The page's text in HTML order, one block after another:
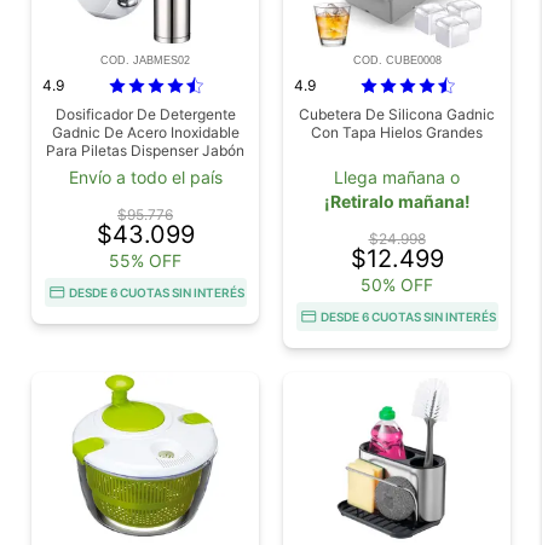
COD. JABMES02
4.9
Dosificador De Detergente
Gadnic De Acero Inoxidable
Para Piletas Dispenser Jabón
Liquido
Envío a todo el país
$95.776
$43.099
55% OFF
DESDE 6 CUOTAS SIN INTERÉS
COD. CUBE0008
4.9
Cubetera De Silicona Gadnic
Con Tapa Hielos Grandes
Llega mañana o
¡Retiralo mañana!
$24.998
$12.499
50% OFF
DESDE 6 CUOTAS SIN INTERÉS